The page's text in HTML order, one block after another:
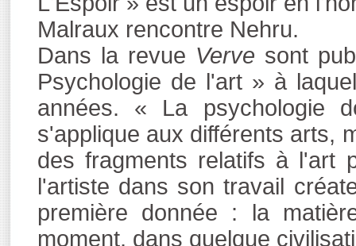
Malraux rencontre Nehru.
Dans la revue Verve sont
Psychologie de l'art » à
années. « La psychologie
s'applique aux différents arts,
des fragments relatifs à l'art
l'artiste dans son travail
première donnée : la
moment, dans quelque